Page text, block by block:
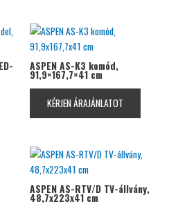
ASPEN AS-K3 komód,
91,9×167,7×41 cm
KÉRJEN ÁRAJÁNLATOT
ASPEN AS-RTV/D TV-állvány,
48,7x223x41 cm